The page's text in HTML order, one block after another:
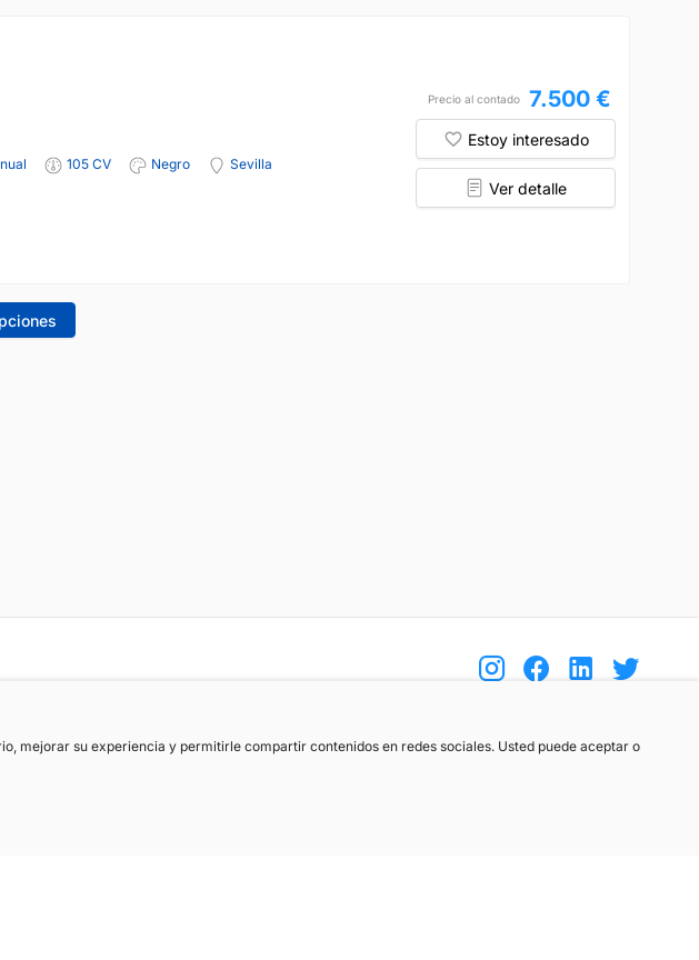
105 CV Negro
Sevilla
Precio al contado 7.500 €
Estoy interesado
Ver detalle
mejorar su experiencia y permitirle compartir contenidos en redes sociales. Usted puede aceptar o
info@motoreto.com